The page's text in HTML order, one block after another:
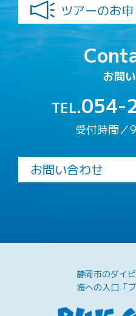
ツアーのお
お問
TEL.054-
受付時間
お問い合わせ
静岡市のダイ
海への入口「